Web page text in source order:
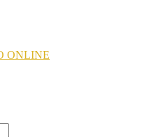
ONLINE